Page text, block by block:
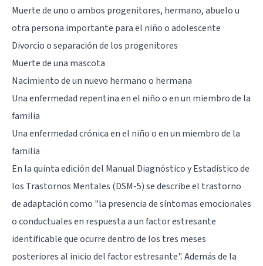
Muerte de uno o ambos progenitores, hermano, abuelo u
otra persona importante para el niño o adolescente
Divorcio o separación de los progenitores
Muerte de una mascota
Nacimiento de un nuevo hermano o hermana
Una enfermedad repentina en el niño o en un miembro de la
familia
Una enfermedad crónica en el niño o en un miembro de la
familia
En la quinta edición del Manual Diagnóstico y Estadístico de
los Trastornos Mentales (DSM-5) se describe el trastorno
de adaptación como "la presencia de síntomas emocionales
o conductuales en respuesta a un factor estresante
identificable que ocurre dentro de los tres meses
posteriores al inicio del factor estresante". Además de la